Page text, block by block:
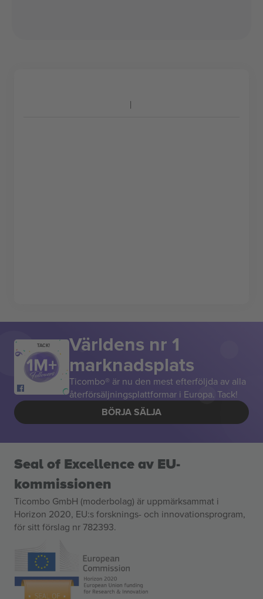
TACK! Världens nr 1
marknadsplats
Ticombo® är nu den mest efterföljda av alla
återförsäljningsplattformar i Europa. Tack!
BÖRJA SÄLJA
Seal of Excellence av EU-
kommissionen
Ticombo GmbH (moderbolag) är uppmärksammat i
Horizon 2020, EU:s forsknings- och innovationsprogram,
för sitt förslag nr 782393.